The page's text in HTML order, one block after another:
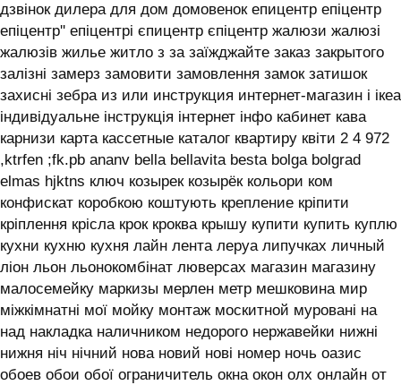
дзвінок дилера для дом домовенок епицентр епіцентр
епіцентр'' епіцентрі єпицентр єпіцентр жалюзи жалюзі
жалюзів жилье житло з за заїжджайте заказ закрытого
залізні замерз замовити замовлення замок затишок
захисні зебра из или инструкция интернет-магазин і ікеа
індивідуальне інструкція інтернет інфо кабинет кава
карнизи карта кассетные каталог квартиру квіти 2 4 972
,ktrfen ;fk.pb ananv bella bellavita besta bolga bolgrad
elmas hjktns ключ козырек козырёк кольори ком
конфискат коробкою коштують крепление кріпити
кріплення крісла крок кроква крышу купити купить куплю
кухни кухню кухня лайн лента леруа липучках личный
ліон льон льонокомбінат люверсах магазин магазину
малосемейку маркизы мерлен метр мешковина мир
міжкімнатні мої мойку монтаж москитной муровані на
над накладка наличником недорого нержавейки нижні
нижня ніч нічний нова новий нові номер ночь оазис
обоев обои обої ограничитель окна окон олх онлайн от